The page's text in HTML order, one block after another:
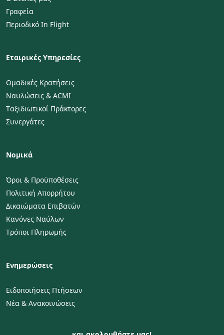
Γραφεία
Περιοδικό In Flight
Εταιρικές Υπηρεσίες
Ομαδικές Κρατήσεις
Ναυλώσεις & ACMI
Ταξιδιωτικοί Πράκτορες
Συνεργάτες
Νομικά
Όροι & Προϋποθέσεις
Πολιτική Απορρήτου
Δικαιώματα Επιβατών
Κανόνες Ναύλων
Τρόποι Πληρωμής
Ενημερώσεις
Ειδοποιήσεις Πτήσεων
Νέα & Ανακοινώσεις